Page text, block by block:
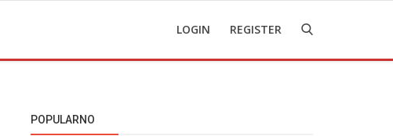
LOGIN REGISTER
POPULARNO